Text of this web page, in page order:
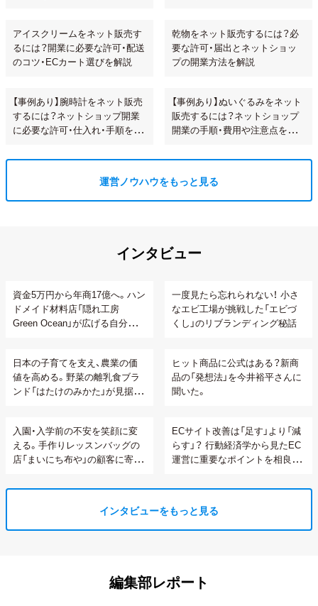
アイスクリームをネット販売す
るには？開業に必要な許可・配送
のコツ・ECカート選びを解説
乾物をネット販売するには？必
要な許可・届出とネットショッ
プの開業方法を解説
【事例あり】腕時計をネット販売
するには？ネットショップ開業
に必要な許可・仕入れ・手順を解
【事例あり】ぬいぐるみをネット
販売するには？ネットショップ
開業の手順・費用や注意点を解
運営ノウハウをもっと見る
インタビュー
資金5万円から年商17億へ。ハン
ドメイド材料店「隠れ工房
Green Ocean」が広げる自分らし
一度見たら忘れられない！ 小さ
なエビ工場が挑戦した「エビづ
くし」のリブランディング秘話
日本の子育てを支え、農業の価
値を高める。野菜の離乳食ブラ
ンド「はたけのみかた」が見据え
ヒット商品に公式はある？新商
品の「発想法」を今井裕平さんに
聞いた。
入園・入学前の不安を笑顔に変
える。手作りレッスンバッグの
店「まいにち布や」の顧客に寄り
ECサイト改善は「足す」より「減
らす」？ 行動経済学から見たEC
運営に重要なポイントを相良さ
インタビューをもっと見る
編集部レポート